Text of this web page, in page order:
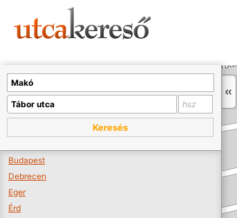
Keresés
Budapest
Debrecen
Eger
Érd
A térképet kicsinyíteni kell, hogy látszódjanak a boltok.
Boltok látszódjanak >>